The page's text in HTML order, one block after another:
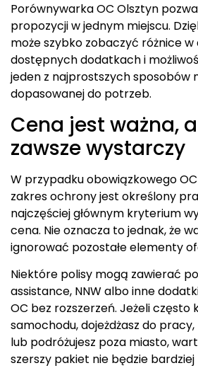
Porównywarka OC Olsztyn
propozycji w jednym miejscu.
może szybko zobaczyć różnice w
dostępnych dodatkach i
jeden z najprostszych sposobów
dopasowanej do potrzeb.
Cena jest ważna,
zawsze wystarczy
W przypadku obowiązkowego
zakres ochrony jest określony
najczęściej głównym kryterium
cena. Nie oznacza to jednak, że
ignorować pozostałe elementy
Niektóre polisy mogą zawierać
assistance, NNW albo inne
OC bez rozszerzeń. Jeżeli często
samochodu, dojeżdżasz do
lub podróżujesz poza miasto,
szerszy pakiet nie będzie